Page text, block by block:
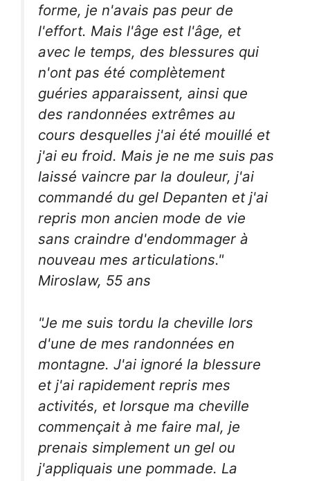
forme, je n'avais pas peur de
l'effort. Mais l'âge est l'âge, et
avec le temps, des blessures qui
n'ont pas été complètement
guéries apparaissent, ainsi que
des randonnées extrêmes au
cours desquelles j'ai été mouillé et
j'ai eu froid. Mais je ne me suis pas
laissé vaincre par la douleur, j'ai
commandé du gel Depanten et j'ai
repris mon ancien mode de vie
sans craindre d'endommager à
nouveau mes articulations."
Miroslaw, 55 ans
"Je me suis tordu la cheville lors
d'une de mes randonnées en
montagne. J'ai ignoré la blessure
et j'ai rapidement repris mes
activités, et lorsque ma cheville
commençait à me faire mal, je
prenais simplement un gel ou
j'appliquais une pommade. La